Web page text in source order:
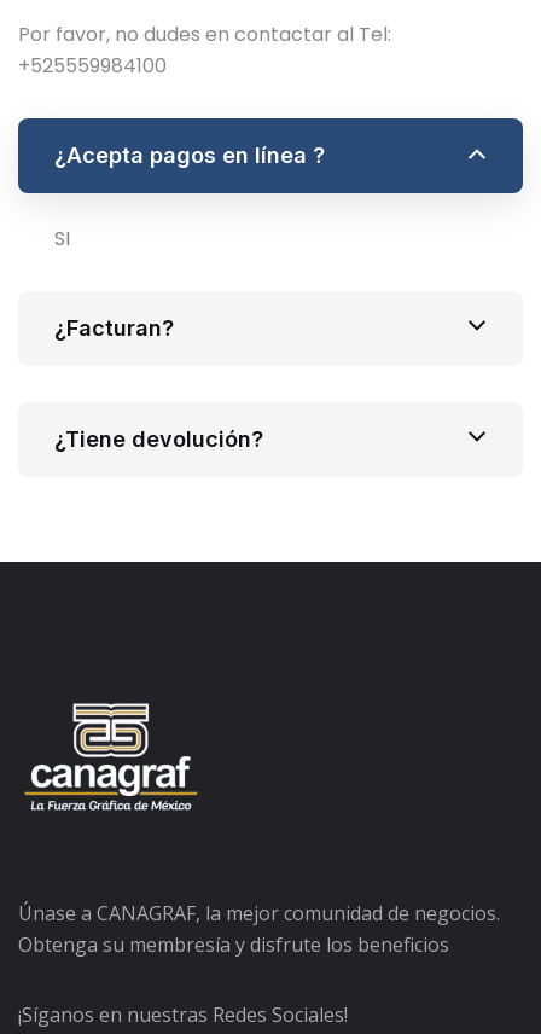
Por favor, no dudes en contactar al Tel:
+525559984100
¿Acepta pagos en línea ?
SI
¿Facturan?
¿Tiene devolución?
Únase a CANAGRAF, la mejor comunidad de negocios.
Obtenga su membresía y disfrute los beneficios
¡Síganos en nuestras Redes Sociales!